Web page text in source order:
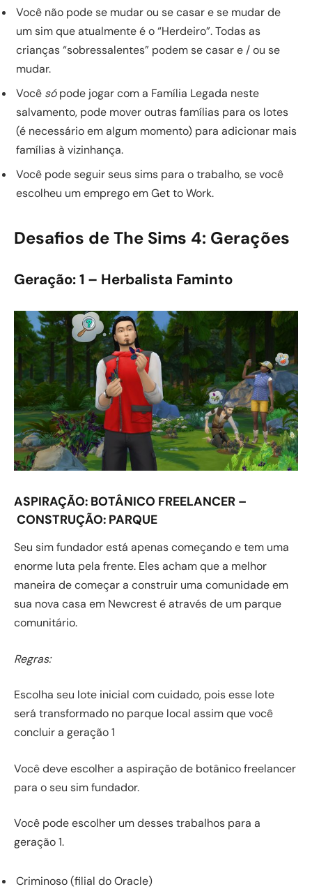
Você não pode se mudar ou se casar e se mudar de
um sim que atualmente é o “Herdeiro”. Todas as
crianças “sobressalentes” podem se casar e / ou se
mudar.
Você sópode jogar com a Família Legada neste
salvamento, pode mover outras famílias para os lotes
(é necessário em algum momento) para adicionar mais
famílias à vizinhança.
Você pode seguir seus sims para o trabalho, se você
escolheu um emprego em Get to Work.
Desafios de The Sims 4: Gerações
Geração: 1 – Herbalista Faminto
ASPIRAÇÃO: BOTÂNICO FREELANCER –
CONSTRUÇÃO: PARQUE
Seu sim fundador está apenas começando e tem uma
enorme luta pela frente. Eles acham que a melhor
maneira de começar a construir uma comunidade em
sua nova casa em Newcrest é através de um parque
comunitário.
Regras:
Escolha seu lote inicial com cuidado, pois esse lote
será transformado no parque local assim que você
concluir a geração 1
Você deve escolher a aspiração de botânico freelancer
para o seu sim fundador.
Você pode escolher um desses trabalhos para a
geração 1.
Criminoso (filial do Oracle)